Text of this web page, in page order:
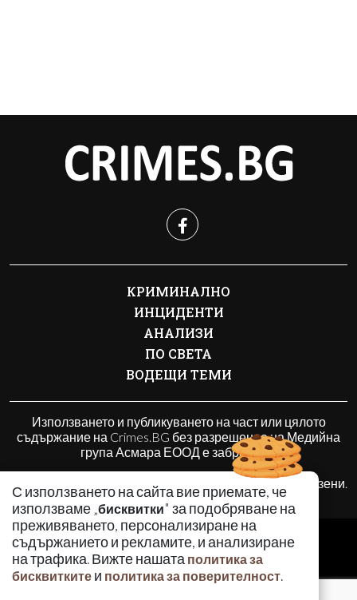
С използването на сайта вие приемате, че
използваме „бисквитки" за подобряване на
преживяването, персонализиране на
съдържанието и рекламите, и анализиране
на трафика. Вижте нашата политика за
бисквитките и политика за поверителност.
КРИМИНАЛНО
ИНЦИДЕНТИ
АНАЛИЗИ
ПО СВЕТА
ВОДЕЩИ ТЕМИ
Използването и публикуването на част или цялото
съдържание на Crimes.BG без разрешение на Медийна
група Асмара ЕООД е забранено.
© 2010 - 2026 | Crimes.BG. Всички права запазени.
РЕКЛАМА
КОНТАКТИ
ОБЩИ УСЛОВИЯ